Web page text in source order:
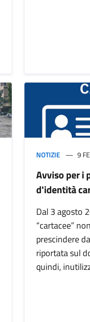
NOTIZIE 9
Avviso per i
d'identità
Dal 3 agosto
“cartacee”
prescindere
riportata sul
quindi,